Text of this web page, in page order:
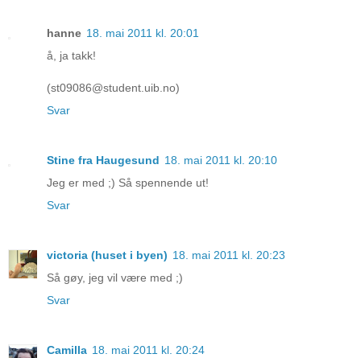
hanne 18. mai 2011 kl. 20:01
å, ja takk!
(st09086@student.uib.no)
Svar
Stine fra Haugesund 18. mai 2011 kl. 20:10
Jeg er med ;) Så spennende ut!
Svar
victoria (huset i byen) 18. mai 2011 kl. 20:23
Så gøy, jeg vil være med ;)
Svar
Camilla 18. mai 2011 kl. 20:24